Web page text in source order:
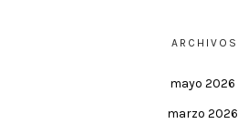
ARCHIVOS
mayo 2026
marzo 2026